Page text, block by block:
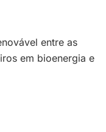
entre as
em bioenergia e